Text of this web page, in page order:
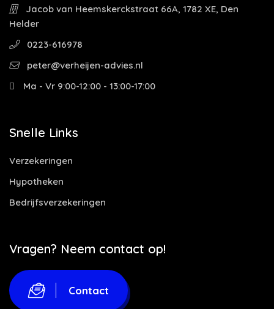
Jacob van Heemskerckstraat 66A, 1782 XE, Den
Helder
0223-616978
peter@verheijen-advies.nl
Ma - Vr 9:00-12:00 - 13:00-17:00
Snelle Links
Verzekeringen
Hypotheken
Bedrijfsverzekeringen
Vragen? Neem contact op!
Contact